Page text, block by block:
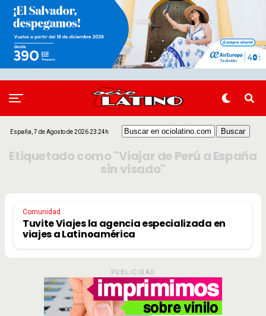
España, 7 de Agosto de 2026 23:24h
Etiquetado como "Viajar de Perú a España
sin visado"
Comunidad
Tuvite Viajes la agencia especializada en
viajes a Latinoamérica
PUBLICIDAD